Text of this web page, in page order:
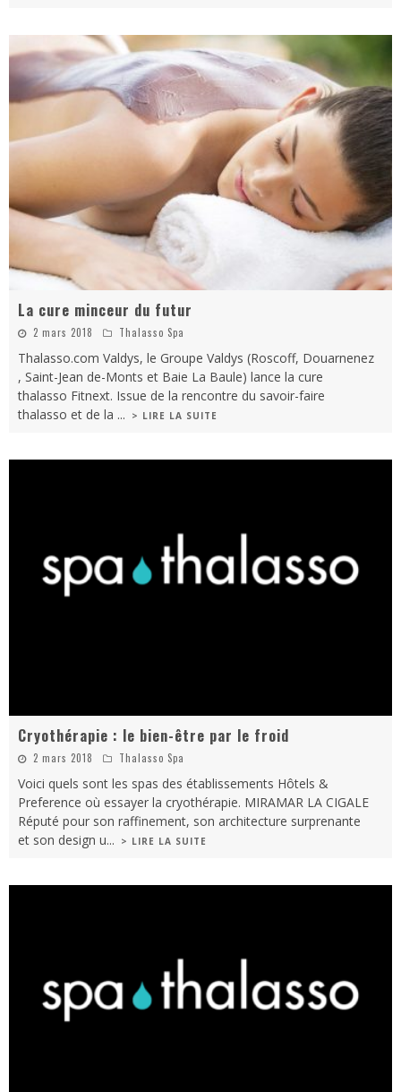
La cure minceur du futur
2 mars 2018 Thalasso Spa
Thalasso.com Valdys, le Groupe Valdys (Roscoff, Douarnenez
, Saint-Jean de-Monts et Baie La Baule) lance la cure
thalasso Fitnext. Issue de la rencontre du savoir-faire
thalasso et de la ... > LIRE LA SUITE
Cryothérapie : le bien-être par le froid
2 mars 2018 Thalasso Spa
Voici quels sont les spas des établissements Hôtels &
Preference où essayer la cryothérapie. MIRAMAR LA CIGALE
Réputé pour son raffinement, son architecture surprenante
et son design u... > LIRE LA SUITE